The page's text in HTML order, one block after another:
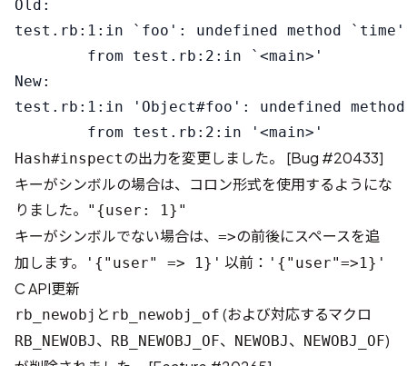
Old:
test.rb:1:in `foo': undefined method
        from test.rb:2:in `<main>'
New:
test.rb:1:in 'Object#foo': undefined
Hash#inspectの出力を変更しました。 [Bug #20433]
キーがシンボルの場合は、コロン形式を使用するようにな
りました。
"{user: 1}"
キーがシンボルでない場合は、 =>の前後にスペースを追
加します。
'{"user" => 1}' 以前： '{"user"=>1}'
C API更新
rb_newobj と rb_newobj_of (および対応するマクロ
RB_NEWOBJ、 RB_NEWOBJ_OF、 NEWOBJ、 NEWOBJ_OF)